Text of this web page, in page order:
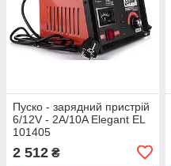
Пуско - зарядний пристрій
6/12V - 2A/10A Elegant EL
101405
2 512 ₴